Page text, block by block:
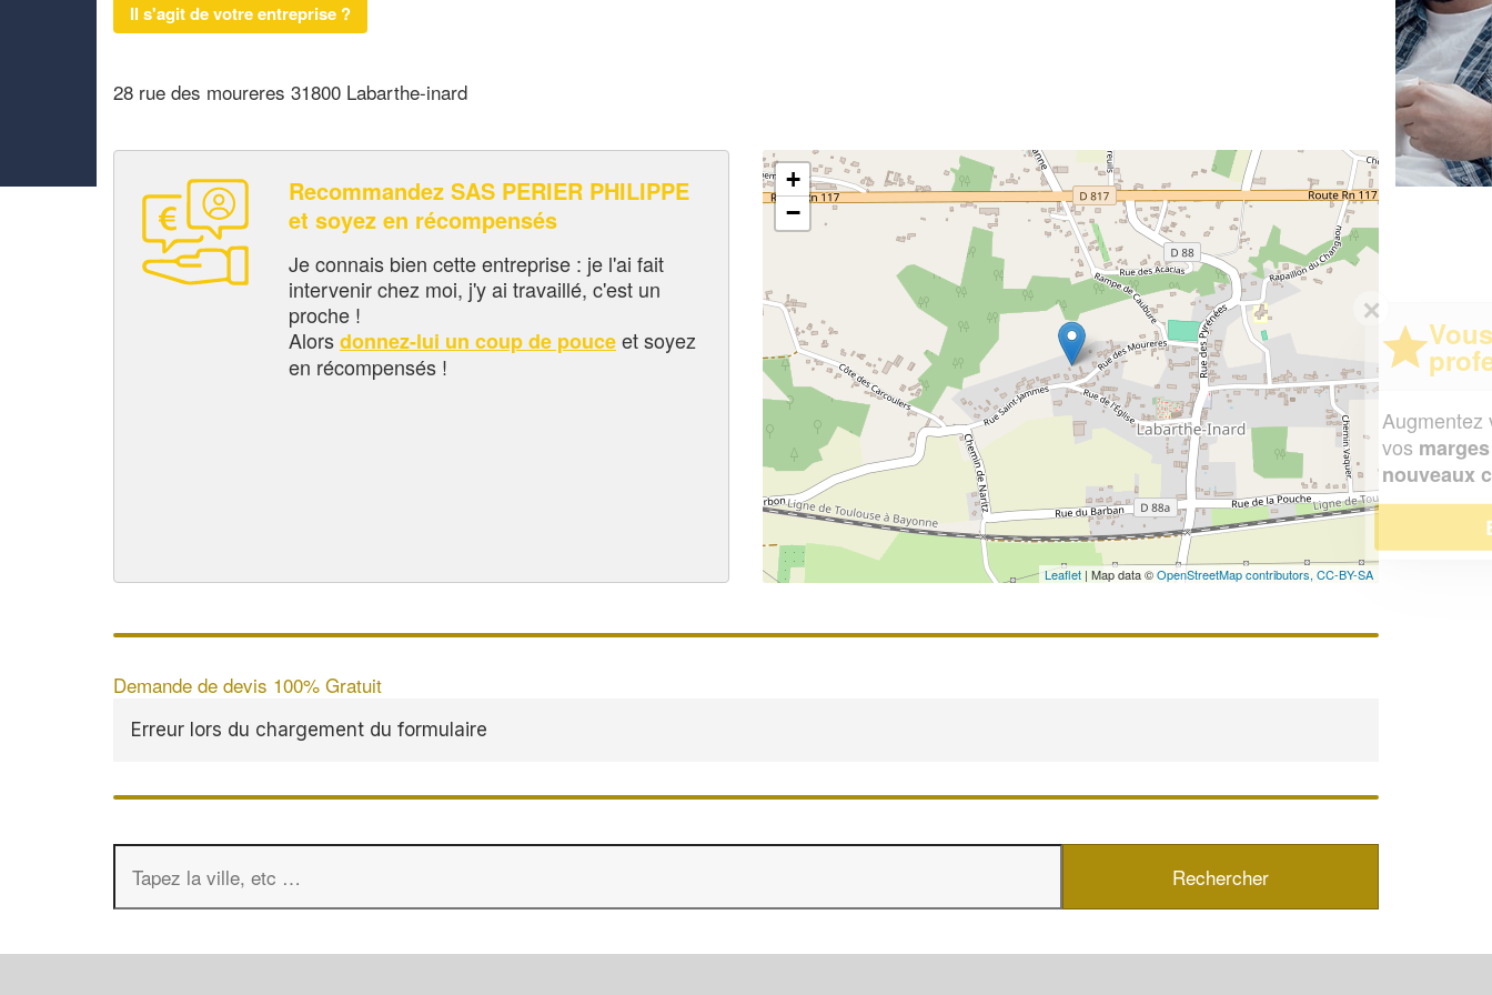
Il s'agit de votre entreprise ?
28 rue des moureres 31800 Labarthe-inard
Recommandez SAS PERIER PHILIPPE
et soyez en récompensés
Je connais bien cette entreprise : je l'ai fait
intervenir chez moi, j'y ai travaillé, c'est un
proche !
Alorsdonnez-lui un coup de pouceet soyez
en récompensés !
+
−
Leaflet | Map data ©OpenStreetMap contributors, CC-BY-SA
Demande de devis 100% Gratuit
Erreur lors du chargement du formulaire
✕
Vous êtes un
professionnel ?
Augmentez votre chiffre d'affaireset
vosmarges
tout en gagnant de
nouveaux clients!
En savoir plus